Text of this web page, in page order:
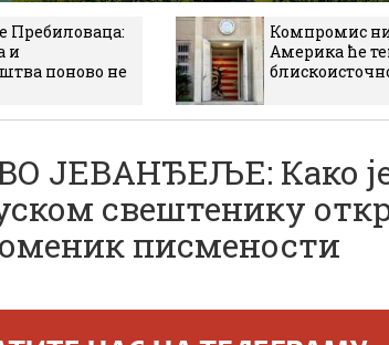
Пребиловаца:
и
поново не
Компромис
Америка ће
ЈЕВАНЂЕЉЕ: Како је
свештенику
писмености